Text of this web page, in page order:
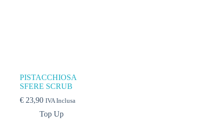
PISTACCHIOSA
SFERE SCRUB
€ 23,90 IVA Inclusa
Top Up